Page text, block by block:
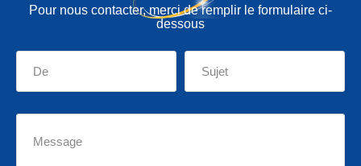
Pour nous contacter, merci de remplir le formulaire ci-
dessous